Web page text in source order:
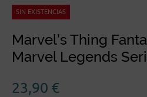
SIN EXISTENCIAS
Marvel’s Thing
Marvel Legends
23,90 €